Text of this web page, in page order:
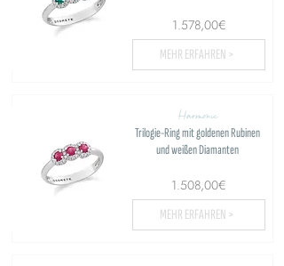
1.578,00€
MEHR ERFAHREN >
Harmonie
Trilogie-Ring mit goldenen Rubinen
und weißen Diamanten
1.508,00€
MEHR ERFAHREN >